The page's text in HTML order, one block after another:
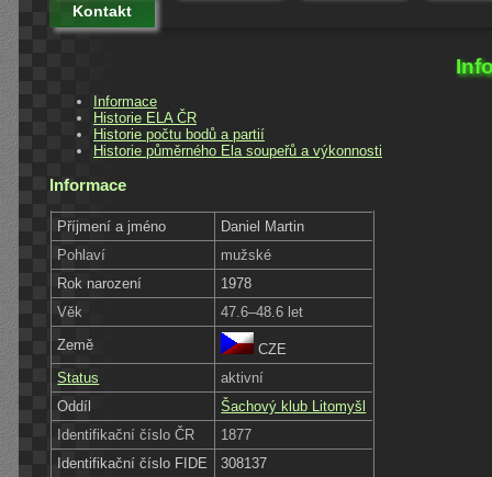
Kontakt
Informace
Historie ELA ČR
Historie počtu bodů a partií
Historie půměrného Ela soupeřů a výkonnosti
Informace
Příjmení a jméno
Daniel Martin
Pohlaví
mužské
Rok narození
1978
Věk
47.6–48.6 let
Země
CZE
Status
aktivní
Oddíl
Šachový klub Litomyšl
Identifikační číslo ČR
1877
Identifikační číslo FIDE
308137